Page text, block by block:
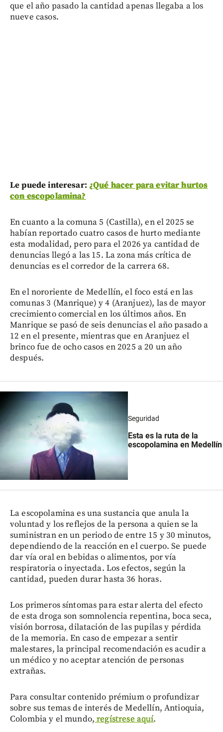
que el año pasado la cantidad apenas llegaba a los
nueve casos.
Le puede interesar: ¿Qué hacer para evitar hurtos
con escopolamina?
En cuanto a la comuna 5 (Castilla), en el 2025 se
habían reportado cuatro casos de hurto mediante
esta modalidad, pero para el 2026 ya cantidad de
denuncias llegó a las 15. La zona más crítica de
denuncias es el corredor de la carrera 68.
En el nororiente de Medellín, el foco está en las
comunas 3 (Manrique) y 4 (Aranjuez), las de mayor
crecimiento comercial en los últimos años. En
Manrique se pasó de seis denuncias el año pasado a
12 en el presente, mientras que en Aranjuez el
brinco fue de ocho casos en 2025 a 20 un año
después.
Seguridad
Esta es la ruta de la
escopolamina en Medellín
La escopolamina es una sustancia que anula la
voluntad y los reflejos de la persona a quien se la
suministran en un periodo de entre 15 y 30 minutos,
dependiendo de la reacción en el cuerpo. Se puede
dar vía oral en bebidas o alimentos, por vía
respiratoria o inyectada. Los efectos, según la
cantidad, pueden durar hasta 36 horas.
Los primeros síntomas para estar alerta del efecto
de esta droga son somnolencia repentina, boca seca,
visión borrosa, dilatación de las pupilas y pérdida
de la memoria. En caso de empezar a sentir
malestares, la principal recomendación es acudir a
un médico y no aceptar atención de personas
extrañas.
Para consultar contenido prémium o profundizar
sobre sus temas de interés de Medellín, Antioquia,
Colombia y el mundo, regístrese aquí.